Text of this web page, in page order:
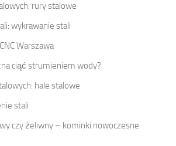
rury stalowe
wykrawanie stali
Warszawa
ciąć strumieniem wody?
hale stalowe
stali
czy żeliwny – kominki nowoczesne